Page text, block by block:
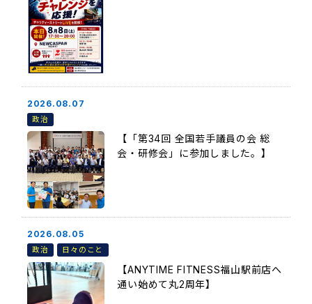
2026.08.07
政治
【「第34回 全国若手議員の会 総
会・研修会」に参加しました。】
2026.08.05
政治 日々のこと
【ANYTIME FITNESS福山駅前店へ
通い始めて丸2周年】